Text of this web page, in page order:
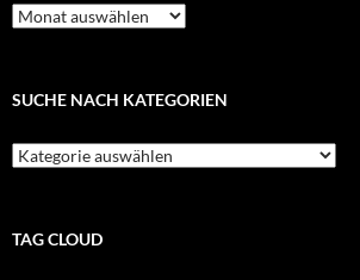
Zuvor
auf
SUCHE NACH KATEGORIEN
Suche
nach
TAG CLOUD